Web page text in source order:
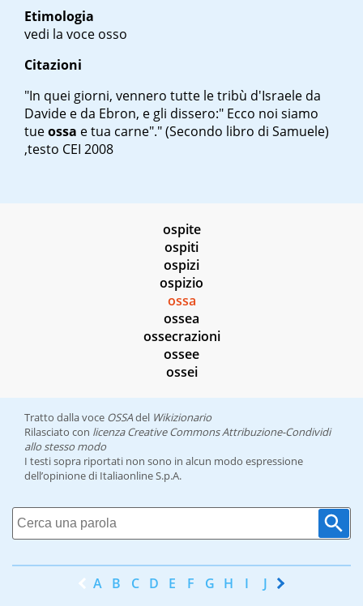
Etimologia
vedi la voce osso
Citazioni
"In quei giorni, vennero tutte le tribù d'Israele da
Davide e da Ebron, e gli dissero:" Ecco noi siamo
tueossa e tua carne"." (Secondo libro di Samuele)
,testo CEI 2008
ospite
ospiti
ospizi
ospizio
ossa
ossea
ossecrazioni
ossee
ossei
Tratto dalla voce OSSAdel Wikizionario
Rilasciato con licenza Creative Commons Attribuzione-Condividi
allo stesso modo
I testi sopra riportati non sono in alcun modo espressione
dell’opinione di Italiaonline S.p.A.
A B C D E F G H I J K